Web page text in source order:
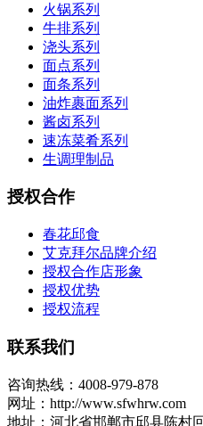
火锅系列
牛排系列
浇头系列
面点系列
面条系列
油炸裹面系列
酱卤系列
速冻菜肴系列
生调理制品
授权合作
春花邱食
艾克拜尔品牌介绍
授权合作店形象
授权优势
授权流程
联系我们
咨询热线：4008-979-878
网址：http://www.sfwhrw.com
地址：河北省邯郸市邱县陈村